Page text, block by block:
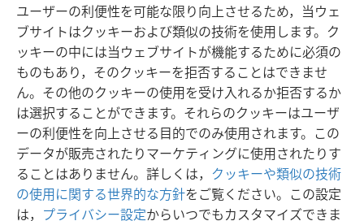
ユーザーの利便性を可能な限り向上させるため，当ウェ
ブサイトはクッキーおよび類似の技術を使用します。ク
ッキーの中には当ウェブサイトが機能するために必須の
ものもあり，そのクッキーを拒否することはできませ
ん。その他のクッキーの使用を受け入れるか拒否するか
は選択することができます。それらのクッキーはユーザ
ーの利便性を向上させる目的でのみ使用されます。この
データが販売されたりマーケティングに使用されたりす
ることはありません。詳しくは， クッキーや類似の技術
の使用に関する世界的な方針をご覧ください。この設定
は， プライバシー設定からいつでもカスタマイズできま
日本語 シェアする 設定
Copyright © 2026 Watch Tower Bible and Tract Society of Pennsylvania
利用規約
プライバシーに関する方針 プライバシー設定
JW.ORG
ログイン